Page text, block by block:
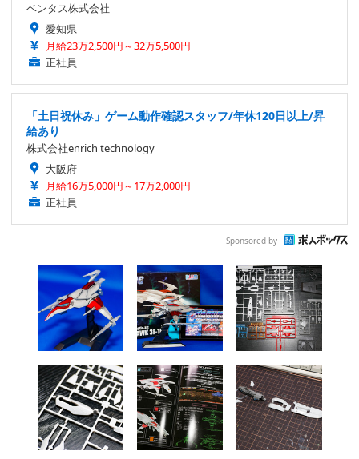
ベンタス株式会社
愛知県
月給23万2,500円～32万5,500円
正社員
「土日祝休み」ゲーム動作確認スタッフ/年休120日以上/昇
給あり
株式会社enrich technology
大阪府
月給16万5,000円～17万2,000円
正社員
Sponsored by